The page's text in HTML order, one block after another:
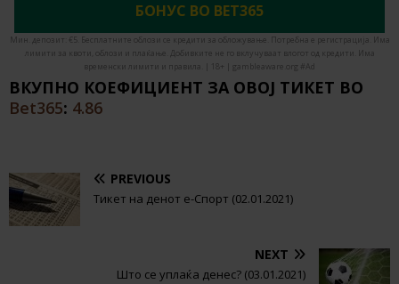
БОНУС ВО BET365
Мин. депозит: €5. Бесплатните облози се кредити за обложување. Потребна е регистрација. Има
лимити за квоти, облози и плаќање. Добивките не го вклучуваат влогот од кредити. Има
временски лимити и правила. | 18+ | gambleaware.org #Ad
ВКУПНО КОЕФИЦИЕНТ ЗА ОВОЈ ТИКЕТ ВО
Bet365: 4.86
PREVIOUS
Тикет на денот е-Спорт (02.01.2021)
NEXT
Што се уплаќа денес? (03.01.2021)